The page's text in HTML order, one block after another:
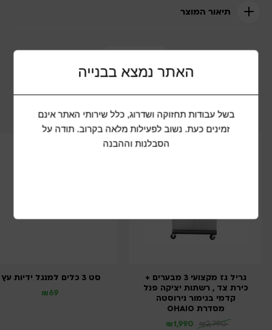
תיאור המוצר
מוצרים נוספים שיכולים להתאים לכם
גריל גז מקצועי 3 מבערים +
כירת צד , רשתות יציקה פנל
קדמי בגימור נירוסטה
מסדרת OHAIO
2,790
₪
1,990
₪
סט 3 כלים למנגל ידיות עץ
69
₪
האתר נמצא בבנייה
בשל עבודות תחזוקה ושדרוג, כלל שירותי האתר אינם
זמינים כעת. נשוב לפעילות מלאה בקרוב. תודה על
הסבלנות וההבנה